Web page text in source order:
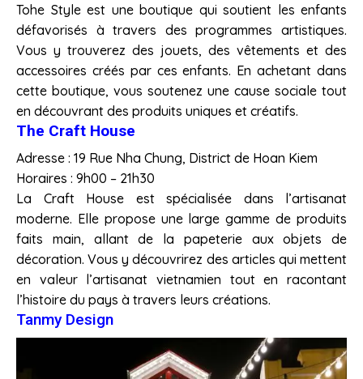
Tohe Style est une boutique qui soutient les enfants
défavorisés à travers des programmes artistiques.
Vous y trouverez des jouets, des vêtements et des
accessoires créés par ces enfants. En achetant dans
cette boutique, vous soutenez une cause sociale tout
en découvrant des produits uniques et créatifs.
The Craft House
Adresse : 19 Rue Nha Chung, District de Hoan Kiem
Horaires : 9h00 – 21h30
La Craft House est spécialisée dans l’artisanat
moderne. Elle propose une large gamme de produits
faits main, allant de la papeterie aux objets de
décoration. Vous y découvrirez des articles qui mettent
en valeur l’artisanat vietnamien tout en racontant
l’histoire du pays à travers leurs créations.
Tanmy Design